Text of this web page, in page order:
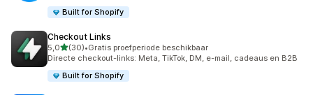
Built for Shopify
Checkout Links
5,0van 5 sterren
(30)
30 recensies in totaal
•Gratis proefperiode beschikbaar
Directe checkout-links: Meta, TikTok, DM, e-mail, cadeaus en B2B
Built for Shopify